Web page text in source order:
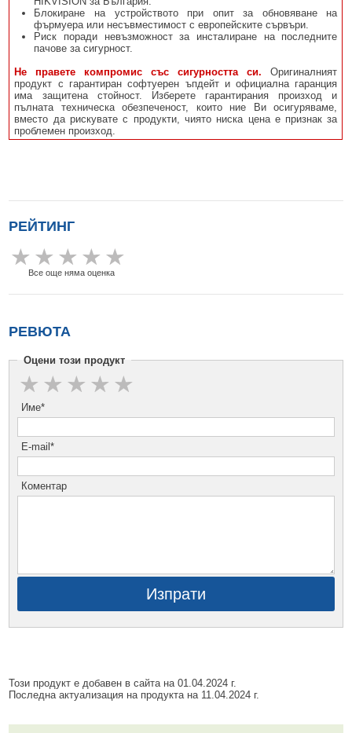
Блокиране на устройството при опит за обновяване на
фърмуера или несъвместимост с европейските сървъри.
Риск поради невъзможност за инсталиране на последните
пачове за сигурност.
Не правете компромис със сигурността си. Оригиналният
продукт с гарантиран софтуерен ъпдейт и официална гаранция
има защитена стойност. Изберете гарантирания произход и
пълната техническа обезпеченост, които ние Ви осигуряваме,
вместо да рискувате с продукти, чиято ниска цена е признак за
проблемен произход.
РЕЙТИНГ
Все още няма оценка
РЕВЮТА
Оцени този продукт
Име*
E-mail*
Коментар
Изпрати
Този продукт е добавен в сайта на 01.04.2024 г.
Последна актуализация на продукта на 11.04.2024 г.